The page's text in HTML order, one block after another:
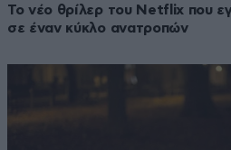
Το νέο θρίλερ του Netflix που
σε έναν κύκλο ανατροπών